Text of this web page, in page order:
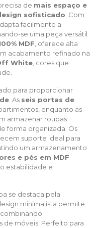
de mais espaço e
sofisticado . Com
facilmente a
se uma peça versátil
MDF , oferece alta
acabamento refinado na
White , cores que
para proporcionar
. As seis portas de
enquanto as
armazenar roupas
forma organizada. Os
suporte ideal para
um armazenamento
e pés em MDF
estabilidade e
se destaca pela
minimalista permite
móveis. Perfeito para